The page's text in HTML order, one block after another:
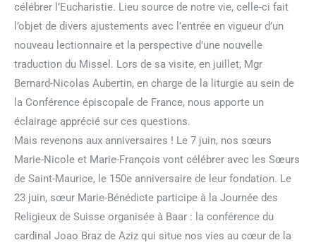
célébrer l’Eucharistie. Lieu source de notre vie, celle-ci fait
l’objet de divers ajustements avec l’entrée en vigueur d’un
nouveau lectionnaire et la perspective d’une nouvelle
traduction du Missel. Lors de sa visite, en juillet, Mgr
Bernard-Nicolas Aubertin, en charge de la liturgie au sein de
la Conférence épiscopale de France, nous apporte un
éclairage apprécié sur ces questions.
Mais revenons aux anniversaires ! Le 7 juin, nos sœurs
Marie-Nicole et Marie-François vont célébrer avec les Sœurs
de Saint-Maurice, le 150e anniversaire de leur fondation. Le
23 juin, sœur Marie-Bénédicte participe à la Journée des
Religieux de Suisse organisée à Baar : la conférence du
cardinal Joao Braz de Aziz qui situe nos vies au cœur de la